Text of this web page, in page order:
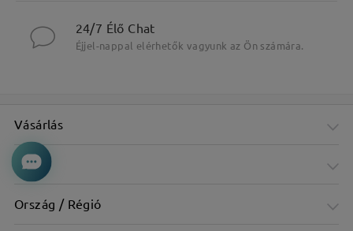
24/7 Élő Chat
Éjjel-nappal elérhetők vagyunk az Ön számára.
Vásárlás
Cég
Ország / Régió